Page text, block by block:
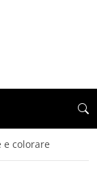
e colorare